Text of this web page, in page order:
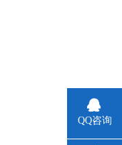
QQ咨询